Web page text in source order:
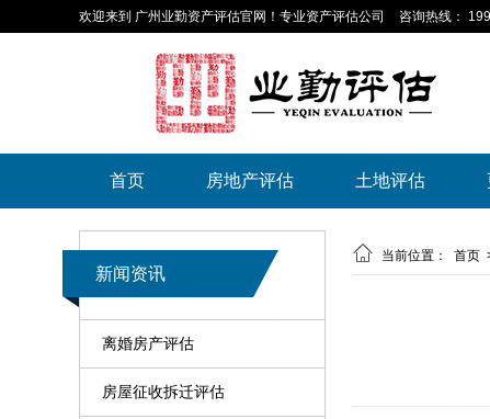
欢迎来到 广州业勤资产评估官网！专业资产评估公司 咨询热线：
首页 房地产评估 土地评估
新闻资讯
离婚房产评估
房屋征收拆迁评估
 当前位置： 首页